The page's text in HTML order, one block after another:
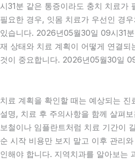
시31분 같은 통증이라도 충치 치료가
필요한 경우, 잇몸 치료가 우선인 경
있습니다. 2026년05월30일 09시31
재 상태와 치료 계획이 어떻게 연결되
것이 중요합니다. 2026년05월30일
치료 계획을 확인할 때는 예상되는
설명, 치료 후 주의사항을 함께 살펴
보철이나 임플란트처럼 치료 기간이
순 시작 비용만 보지 말고 이후 관리
인해야 합니다. 지역치과를 알아보는